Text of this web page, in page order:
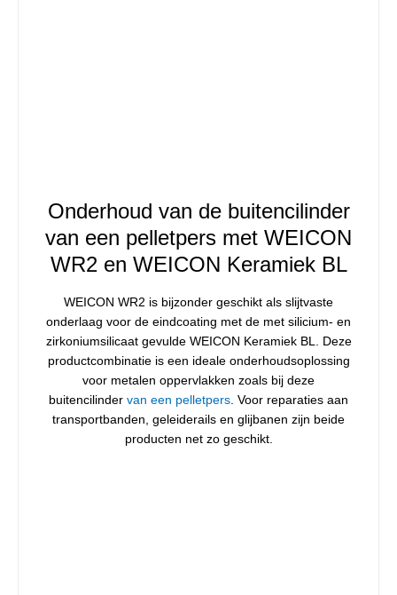
Onderhoud van de buitencilinder
van een pelletpers met WEICON
WR2 en WEICON Keramiek BL
WEICON WR2 is bijzonder geschikt als slijtvaste
onderlaag voor de eindcoating met de met silicium- en
zirkoniumsilicaat gevulde WEICON Keramiek BL. Deze
productcombinatie is een ideale onderhoudsoplossing
voor metalen oppervlakken zoals bij deze
buitencilinder van een pelletpers . Voor reparaties aan
transportbanden, geleiderails en glijbanen zijn beide
producten net zo geschikt.